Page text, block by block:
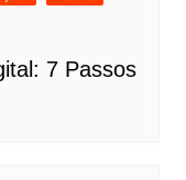
7 Passos